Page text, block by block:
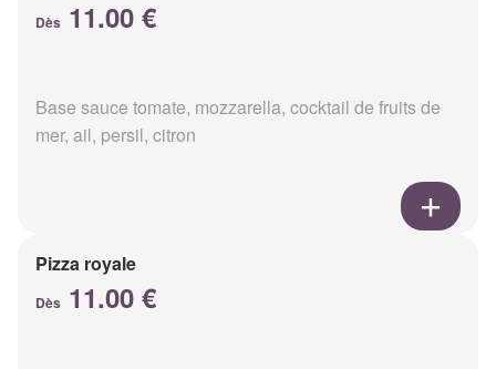
Dès 11.00 €
Base sauce tomate, mozzarella, cocktail de fruits de
mer, ail, persil, citron
Pizza royale
Dès 11.00 €